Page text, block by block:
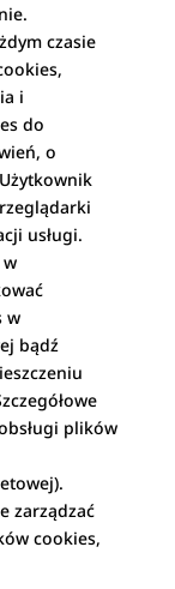
czasie
i
do
o
usługi.
w
bądź
plików
zarządzać
cookies,